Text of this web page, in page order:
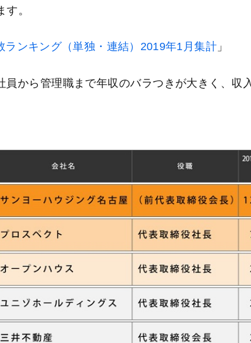
。
ランキング（単独・連結）2019年1月集計」
員から管理職まで年収のバラつきが大きく、収